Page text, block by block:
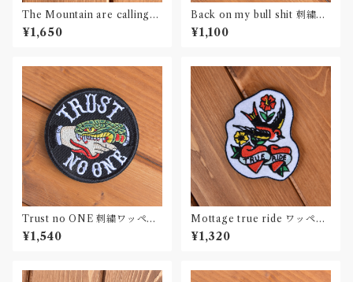
The Mountain are calling
刺繍ワッペン Patch
¥1,650
Back on my bull shit 刺繍ワ
ッペン Patch
¥1,100
Trust no ONE 刺繍ワッペン
Patch
¥1,540
Mottage true ride ワッペン
刺繍 Patch
¥1,320